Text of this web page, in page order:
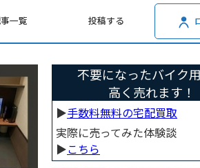
一覧 投稿する
不要になったバイク
高く売れます！
▶︎手数料無料の宅配買取
実際に売ってみた体験談
▶︎こちら